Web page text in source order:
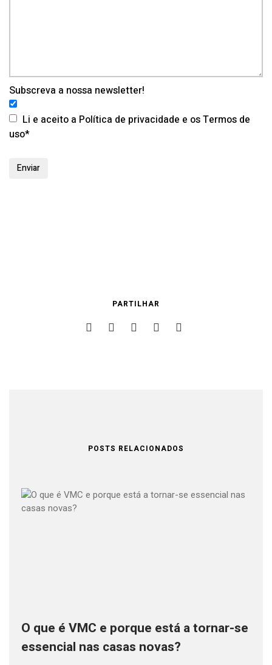
Subscreva a nossa newsletter!
Li e aceito a Política de privacidade e os Termos de
uso*
PARTILHAR
POSTS RELACIONADOS
O que é VMC e porque está a tornar-se
essencial nas casas novas?